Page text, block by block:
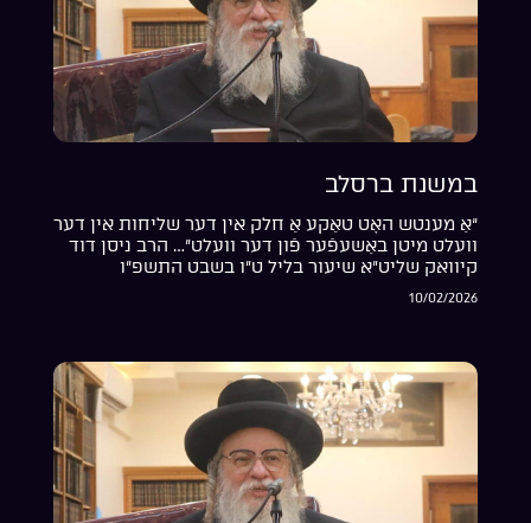
במשנת ברסלב
“אַ מענטש האָט טאַקע אַ חלק אין דער שליחות אין דער
וועלט מיטן באַשעפֿער פֿון דער וועלט”… הרב ניסן דוד
קיוואק שליט”א שיעור בליל ט”ו בשבט התשפ”ו
10/02/2026